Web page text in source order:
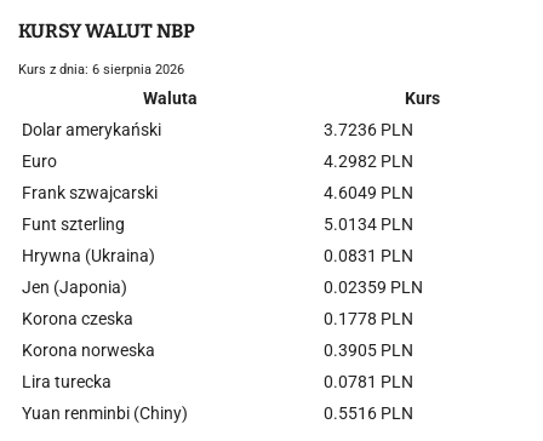
KURSY WALUT NBP
Kurs z dnia: 6 sierpnia 2026
Waluta
Kurs
Dolar amerykański
3.7236 PLN
Euro
4.2982 PLN
Frank szwajcarski
4.6049 PLN
Funt szterling
5.0134 PLN
Hrywna (Ukraina)
0.0831 PLN
Jen (Japonia)
0.02359 PLN
Korona czeska
0.1778 PLN
Korona norweska
0.3905 PLN
Lira turecka
0.0781 PLN
Yuan renminbi (Chiny)
0.5516 PLN